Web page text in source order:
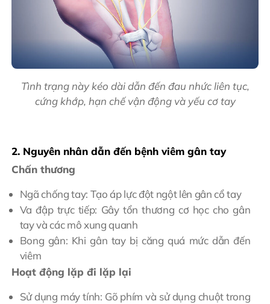
Tình trạng này kéo dài dẫn đến đau nhức liên tục,
cứng khớp, hạn chế vận động và yếu cơ tay
2. Nguyên nhân dẫn đến bệnh viêm gân tay
Chấn thương
Ngã chống tay: Tạo áp lực đột ngột lên gân cổ tay
Va đập trực tiếp: Gây tổn thương cơ học cho gân
tay và các mô xung quanh
Bong gân: Khi gân tay bị căng quá mức dẫn đến
viêm
Hoạt động lặp đi lặp lại
Sử dụng máy tính: Gõ phím và sử dụng chuột trong